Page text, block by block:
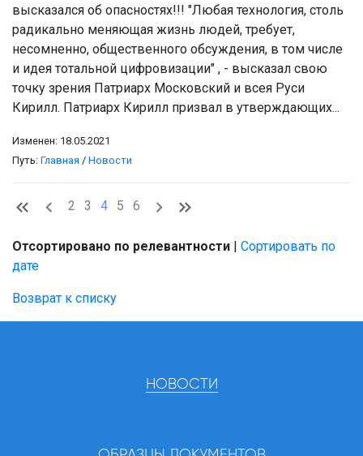
высказался об опасностях!!! "Любая технология, столь
радикально меняющая жизнь людей, требует,
несомненно, общественного обсуждения, в том числе
и идея тотальной цифровизации" , - высказал свою
точку зрения Патриарх Московский и всея Руси
Кирилл. Патриарх Кирилл призвал в утверждающих...
Изменен: 18.05.2021
Путь: Главная / Новости
2 3 4 5 6
Отсортировано по релевантности | Сортировать по
дате
Возврат к списку
НОВОСТИ